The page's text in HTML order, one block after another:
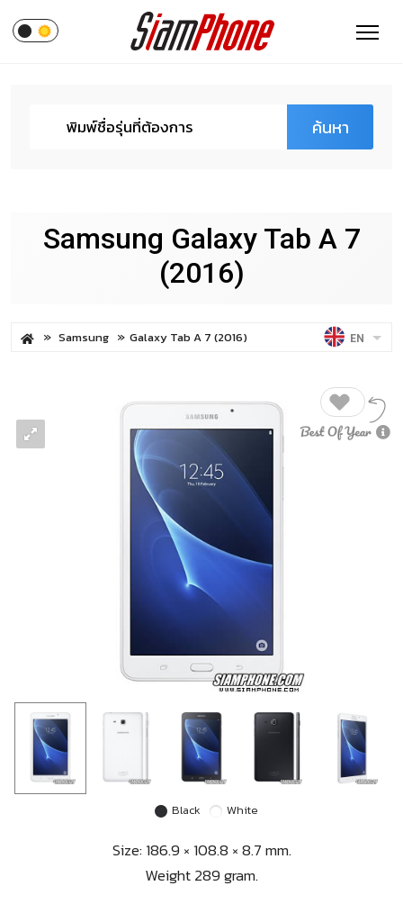
ค้นหา
Samsung Galaxy Tab A 7
(2016)
Samsung Galaxy Tab A 7 (2016) EN
Black White
Size: 186.9 × 108.8 × 8.7 mm.
Weight 289 gram.